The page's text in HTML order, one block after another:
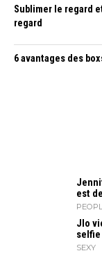
Sublimer le regard
regard
6 avantages des
est
Jlo
selfie
SEXY